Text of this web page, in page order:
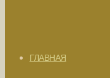
ГЛАВНАЯ